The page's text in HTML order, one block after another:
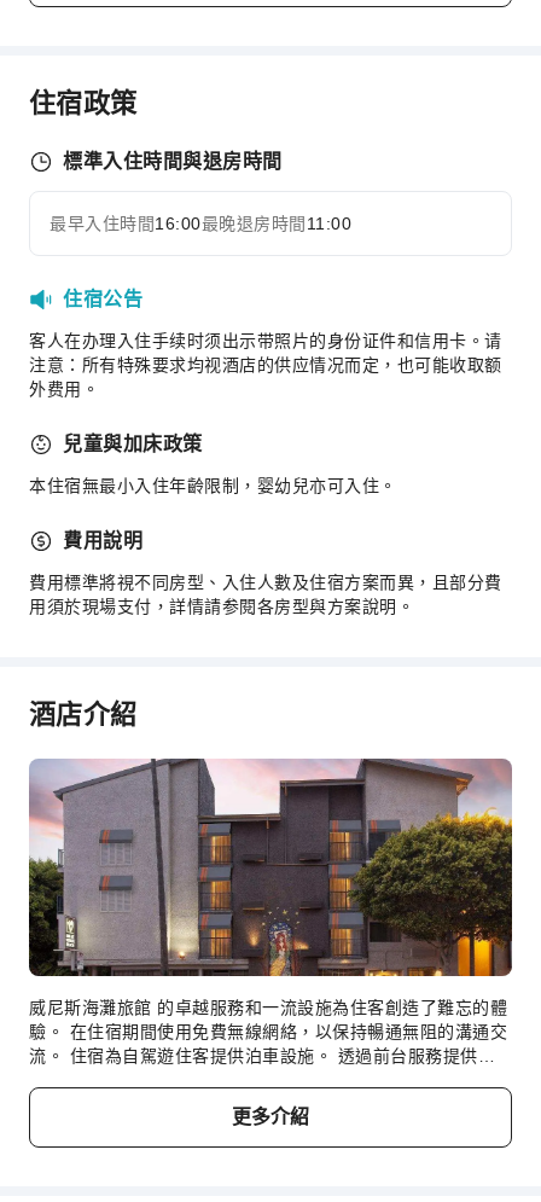
花園
電梯
停車場
上網服務
禮賓服務
行李寄存
櫃檯貴重物品保險箱
安全與保全
急救包
公共區域監控
煙霧警報器
無障礙設施
展開全部
住宿政策
標準入住時間與退房時間
最早入住時間16:00最晚退房時間 11:00
住宿公告
客人在办理入住手续时须出示带照片的身份证件和信用卡。请
注意：所有特殊要求均视酒店的供应情况而定，也可能收取额
外费用。
兒童與加床政策
本住宿無最小入住年齡限制，婴幼兒亦可入住。
費用說明
費用標準將視不同房型、入住人數及住宿方案而異，且部分費
用須於現場支付，詳情請参閱各房型與方案說明。
酒店介紹
威尼斯海灘旅館 的卓越服務和一流設施為住客創造了難忘的體
驗。 在住宿期間使用免費無線網絡，以保持暢通無阻的溝通交
流。 住宿為自駕遊住客提供泊車設施。 透過前台服務提供的
利用 威尼斯海灘旅館 提供的客房服務等設施及服務，享受舒
適的入住體驗。 為確保所有遊客的健康和便利，住宿範圍內均
嚴禁吸煙。 威尼斯海灘旅館 的每間客房都配備便利的設施和
更多介紹